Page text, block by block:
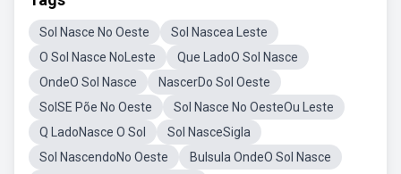
Sol Nasce No Oeste
Sol Nascea Leste
O Sol Nasce NoLeste
Que LadoO Sol Nasce
OndeO Sol Nasce
NascerDo Sol Oeste
SolSE Põe No Oeste
Sol Nasce No OesteOu Leste
Q LadoNasce O Sol
Sol NasceSigla
Sol NascendoNo Oeste
Bulsula OndeO Sol Nasce